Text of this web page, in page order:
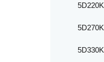
5D220K
5D270K
5D330K